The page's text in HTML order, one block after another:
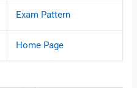
Exam Pattern
Home Page